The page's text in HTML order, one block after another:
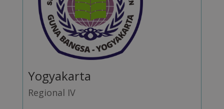
Yogyakarta
Regional IV